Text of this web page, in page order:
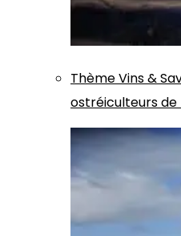
ThèmeVins &
ostréiculteurs de